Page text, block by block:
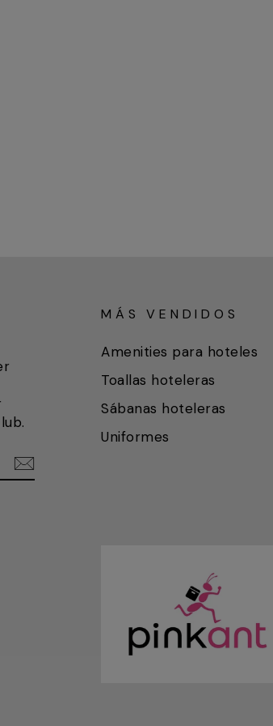
MÁS VENDIDOS
Amenities para hoteles
Toallas hoteleras
Sábanas hoteleras
Uniformes